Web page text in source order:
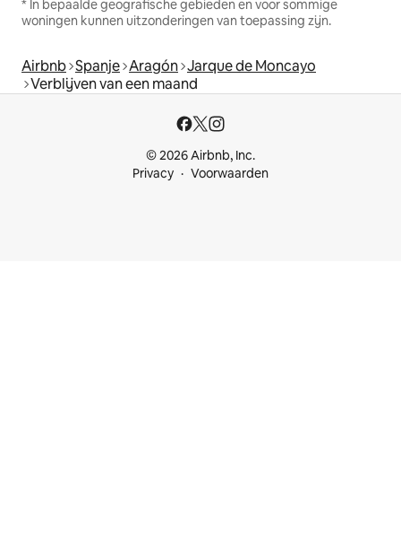
* In bepaalde geografische gebieden en voor sommige
woningen kunnen uitzonderingen van toepassing zijn.
Airbnb Spanje Aragón Jarque de Moncayo
Verblijven van een maand
© 2026 Airbnb, Inc.
Privacy
Voorwaarden